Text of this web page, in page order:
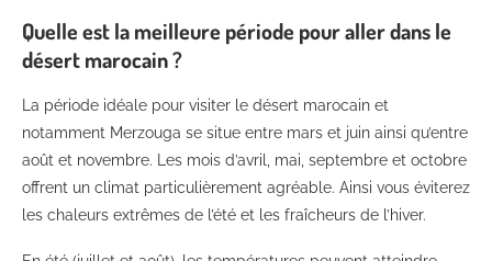
Quelle est la meilleure période pour aller dans le
désert marocain ?
La période idéale pour visiter le désert marocain et
notamment Merzouga se situe entre mars et juin ainsi qu’entre
août et novembre. Les mois d’avril, mai, septembre et octobre
offrent un climat particulièrement agréable. Ainsi vous éviterez
les chaleurs extrêmes de l’été et les fraîcheurs de l’hiver.